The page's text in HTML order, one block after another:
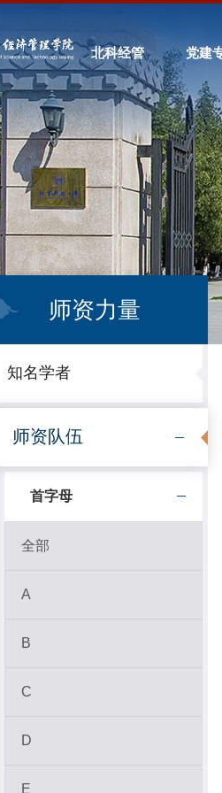
北科经管 党建
师资力量
知名学者
师资队伍
首字母
全部
A
B
C
D
E